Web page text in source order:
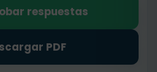
respuestas
PDF